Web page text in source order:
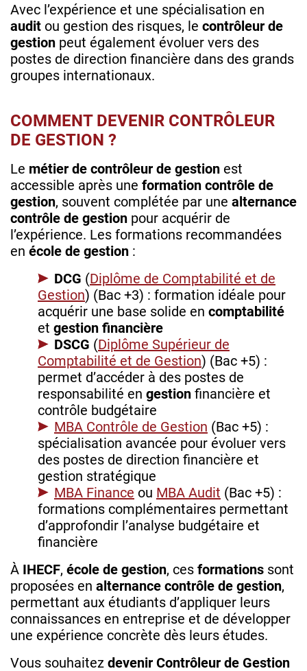
Avec l’expérience et une spécialisation en
audit ou gestion des risques, le contrôleur de
gestion peut également évoluer vers des
postes de direction financière dans des grands
groupes internationaux.
COMMENT DEVENIR CONTRÔLEUR
DE GESTION ?
Le métier de contrôleur de gestion est
accessible après une formation contrôle de
gestion, souvent complétée par une alternance
contrôle de gestion pour acquérir de
l’expérience. Les formations recommandées
en école de gestion :
DCG (Diplôme de Comptabilité et de
Gestion) (Bac +3) : formation idéale pour
acquérir une base solide en comptabilité
et gestion financière
DSCG (Diplôme Supérieur de
Comptabilité et de Gestion) (Bac +5) :
permet d’accéder à des postes de
responsabilité en gestion financière et
contrôle budgétaire
MBA Contrôle de Gestion (Bac +5) :
spécialisation avancée pour évoluer vers
des postes de direction financière et
gestion stratégique
MBA Finance ou MBA Audit (Bac +5) :
formations complémentaires permettant
d’approfondir l’analyse budgétaire et
financière
À IHECF, école de gestion, ces formations sont
proposées en alternance contrôle de gestion,
permettant aux étudiants d’appliquer leurs
connaissances en entreprise et de développer
une expérience concrète dès leurs études.
Vous souhaitez devenir Contrôleur de Gestion